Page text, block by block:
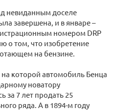
невиданным доселе
завершена, и в январе –
номером DRP
о том, что изобретение
на бензине.
которой автомобиль Бенца
новатору
за 7 лет продать 25
ряда. А в 1894-м году